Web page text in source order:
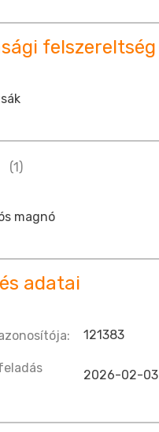
felszereltség
(1)
magnó
adatai
121383
2026-02-03